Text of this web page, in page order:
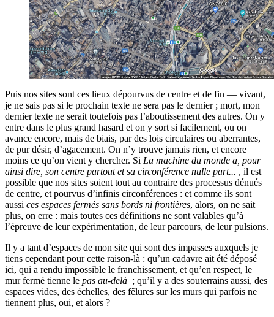
Puis nos sites sont ces lieux dépourvus de centre et de fin — vivant,
je ne sais pas si le prochain texte ne sera pas le dernier ; mort, mon
dernier texte ne serait toutefois pas l’aboutissement des autres. On y
entre dans le plus grand hasard et on y sort si facilement, ou on
avance encore, mais de biais, par des lois circulaires ou aberrantes,
de pur désir, d’agacement. On n’y trouve jamais rien, et encore
moins ce qu’on vient y chercher. Si La machine du monde a, pour
ainsi dire, son centre partout et sa circonférence nulle part... , il est
possible que nos sites soient tout au contraire des processus dénués
de centre, et pourvus d’infinis circonférences : et comme ils sont
aussi ces espaces fermés sans bords ni frontières, alors, on ne sait
plus, on erre : mais toutes ces définitions ne sont valables qu’à
l’épreuve de leur expérimentation, de leur parcours, de leur pulsions.
Il y a tant d’espaces de mon site qui sont des impasses auxquels je
tiens cependant pour cette raison-là : qu’un cadavre ait été déposé
ici, qui a rendu impossible le franchissement, et qu’en respect, le
mur fermé tienne le pas au-delà ; qu’il y a des souterrains aussi, des
espaces vides, des échelles, des fêlures sur les murs qui parfois ne
tiennent plus, oui, et alors ?